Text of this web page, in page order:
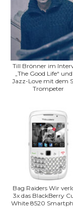
Till Brönner im
„The Good Life“
Jazz-Love mit dem
Trompeter
Bag Raiders Wir
3x das BlackBerry
White 8520